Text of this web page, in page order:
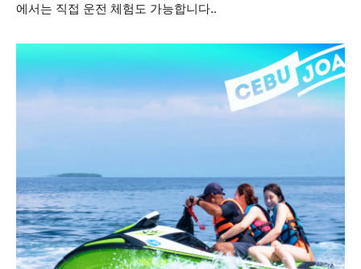
에서는 직접 운전 체험도 가능합니다..